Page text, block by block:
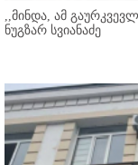
,,მინდა, ამ
ნუგზარ სვიანაძე